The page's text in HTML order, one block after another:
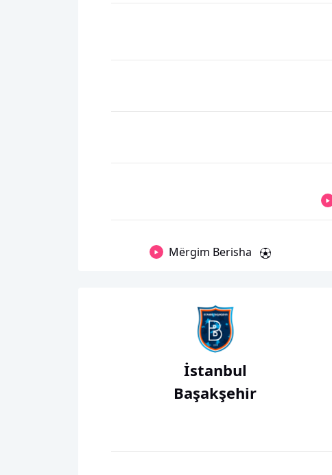
Mërgim Berisha
İstanbul
Başakşehir